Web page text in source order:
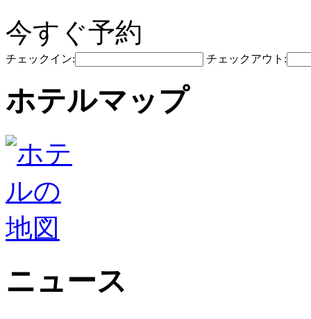
今すぐ予約
チェックイン: チェックアウト:
ホテルマップ
ニュース